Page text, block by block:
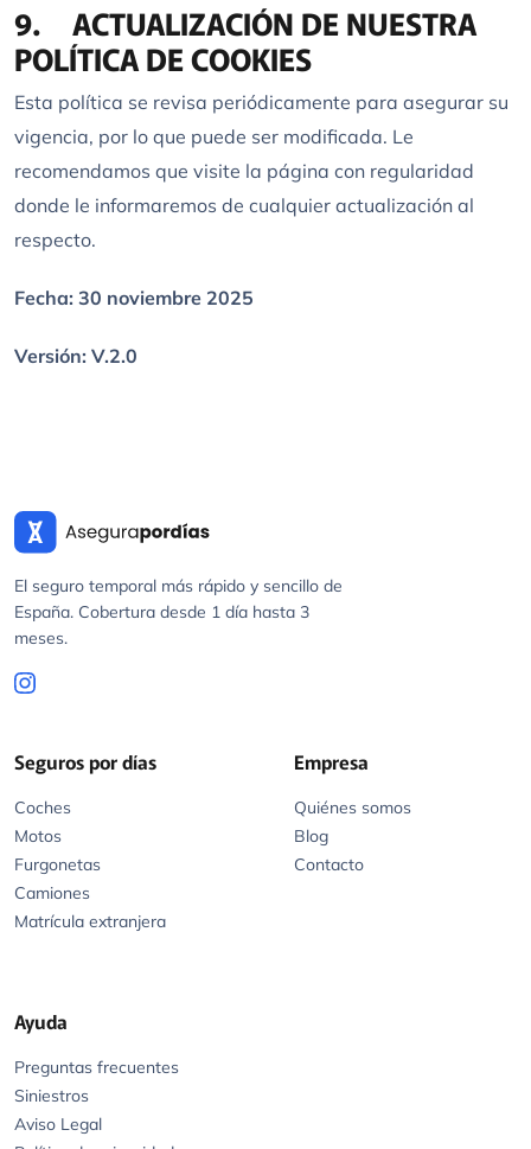
9. ACTUALIZACIÓN DE NUESTRA
POLÍTICA DE COOKIES
Esta política se revisa periódicamente para asegurar su
vigencia, por lo que puede ser modificada. Le
recomendamos que visite la página con regularidad
donde le informaremos de cualquier actualización al
respecto.
Fecha: 30 noviembre 2025
Versión: V.2.0
El seguro temporal más rápido y sencillo de
España. Cobertura desde 1 día hasta 3
meses.
Seguros por días
Coches
Motos
Furgonetas
Camiones
Matrícula extranjera
Empresa
Quiénes somos
Blog
Contacto
Ayuda
Preguntas frecuentes
Siniestros
Aviso Legal